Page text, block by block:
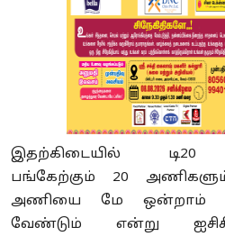
இதற்கிடையில் டி20
பங்கேற்கும் 20
அணியை மே ஒன்றாம்
வேண்டும் என்று ஐசிசி